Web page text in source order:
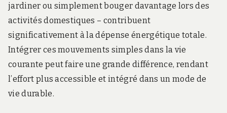
jardiner ou simplement bouger davantage lors des
activités domestiques – contribuent
significativement à la dépense énergétique totale.
Intégrer ces mouvements simples dans la vie
courante peut faire une grande différence, rendant
l’effort plus accessible et intégré dans un mode de
vie durable.